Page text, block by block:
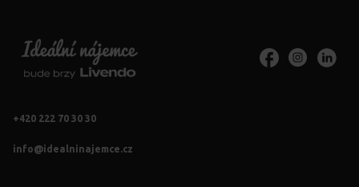
+420 222 70 30 30
info@idealninajemce.cz